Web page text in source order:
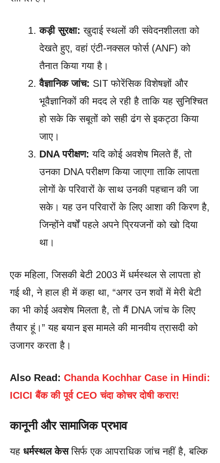
कड़ी सुरक्षा: खुदाई स्थलों की संवेदनशीलता को
देखते हुए, वहां एंटी-नक्सल फोर्स (ANF) को
तैनात किया गया है।
वैज्ञानिक जांच: SIT फोरेंसिक विशेषज्ञों और
भूवैज्ञानिकों की मदद ले रही है ताकि यह सुनिश्चित
हो सके कि सबूतों को सही ढंग से इकट्ठा किया
जाए।
DNA परीक्षण: यदि कोई अवशेष मिलते हैं, तो
उनका DNA परीक्षण किया जाएगा ताकि लापता
लोगों के परिवारों के साथ उनकी पहचान की जा
सके। यह उन परिवारों के लिए आशा की किरण है,
जिन्होंने वर्षों पहले अपने प्रियजनों को खो दिया
था।
एक महिला, जिसकी बेटी 2003 में धर्मस्थल से लापता हो
गई थी, ने हाल ही में कहा था, “अगर उन शवों में मेरी बेटी
का भी कोई अवशेष मिलता है, तो मैं DNA जांच के लिए
तैयार हूं।” यह बयान इस मामले की मानवीय त्रासदी को
उजागर करता है।
Also Read: Chanda Kochhar Case in Hindi:
ICICI बैंक की पूर्व CEO चंदा कोचर दोषी करार!
कानूनी और सामाजिक प्रभाव
यह धर्मस्थल केससिर्फ एक आपराधिक जांच नहीं है, बल्कि